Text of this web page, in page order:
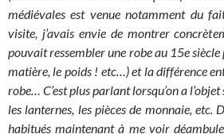
médiévales est venue notamment du
visite, j’avais envie de montrer
pouvait ressembler une robe au 15e
matière, le poids ! etc…) et la différence
robe… C’est plus parlant lorsqu’on a
les lanternes, les pièces de monnaie, etc.
habitués maintenant à me voir